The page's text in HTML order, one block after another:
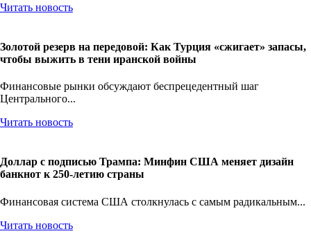
Читать новость
Золотой резерв на передовой: Как Турция «сжигает» запасы,
чтобы выжить в тени иранской войны
Финансовые рынки обсуждают беспрецедентный шаг
Центрального...
Читать новость
Доллар с подписью Трампа: Минфин США меняет дизайн
банкнот к 250-летию страны
Финансовая система США столкнулась с самым радикальным...
Читать новость